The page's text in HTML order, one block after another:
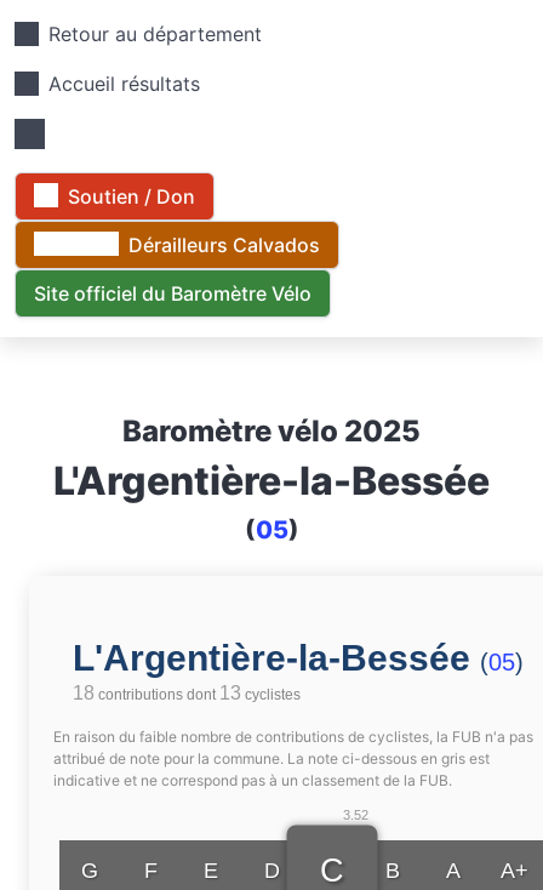
Retour au département
Accueil résultats
Soutien / Don
Dérailleurs Calvados
Site officiel du Baromètre Vélo
Baromètre vélo 2025
L'Argentière-la-Bessée
(05)
L'Argentière-la-Bessée (05)
18 contributions dont 13 cyclistes
En raison du faible nombre de contributions de cyclistes, la FUB n'a pas
attribué de note pour la commune. La note ci-dessous en gris est
indicative et ne correspond pas à un classement de la FUB.
G F E D
3.52
C B A A+